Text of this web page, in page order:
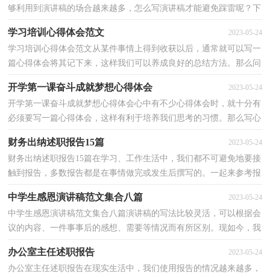
够利用到演讲稿的场合越来越多，怎么写演讲稿才能避免踩雷呢？下
学习培训心得体会范文 2023-05-24
学习培训心得体会范文从某件事情上得到收获以后，通常就可以写一
篇心得体会将其记下来，这样我们可以养成良好的总结方法。那么问
开学第一课奋斗成就梦想心得体会 2023-05-24
开学第一课奋斗成就梦想心得体会心中有不少心得体会时，就十分有
必须要写一篇心得体会，这样有利于培养我们思考的习惯。那么写心
财务出纳述职报告15篇 2023-05-24
财务出纳述职报告15篇在学习、工作生活中，我们都不可避免地要接
触到报告，多数报告都是在事情做完或发生后撰写的。一起来参考报
中学生感恩演讲稿范文集合八篇 2023-05-24
中学生感恩演讲稿范文集合八篇演讲稿的写法比较灵活，可以根据会
议的内容、一件事事后的感想、需要等情况而有所区别。现如今，我
办公室主任述职报告 2023-05-24
办公室主任述职报告在现实生活中，我们使用报告的情况越来越多，